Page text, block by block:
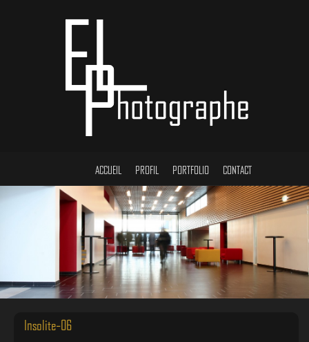
ACCUEIL PROFIL PORTFOLIO CONTACT
Insolite-06